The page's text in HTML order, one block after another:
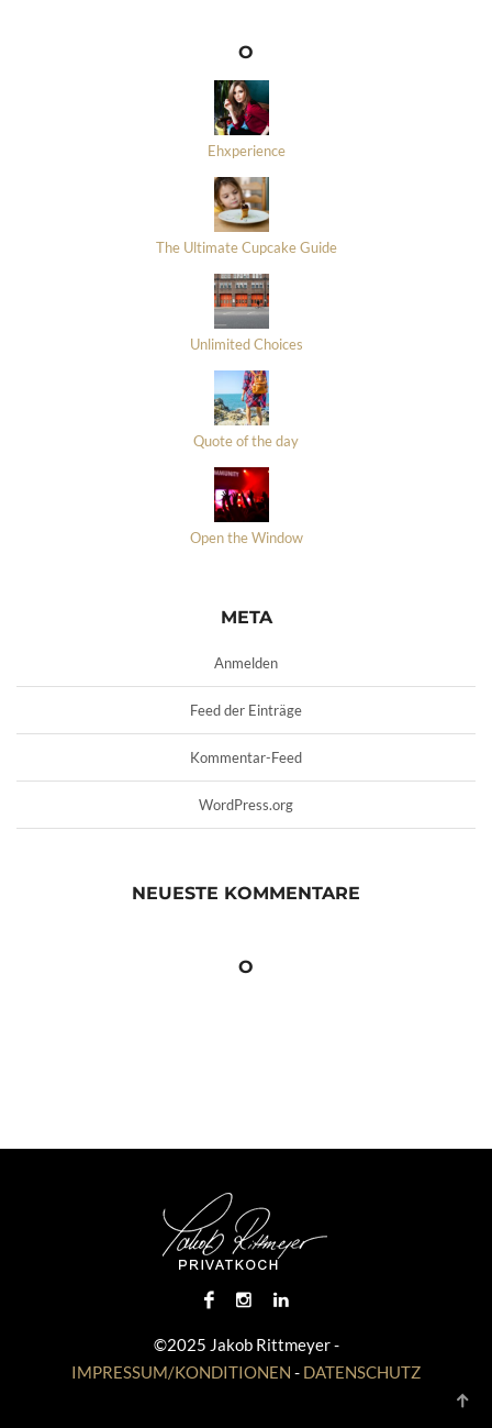
O
Ehxperience
The Ultimate Cupcake Guide
Unlimited Choices
Quote of the day
Open the Window
META
Anmelden
Feed der Einträge
Kommentar-Feed
WordPress.org
NEUESTE KOMMENTARE
O
©2025 Jakob Rittmeyer -
IMPRESSUM/KONDITIONEN - DATENSCHUTZ